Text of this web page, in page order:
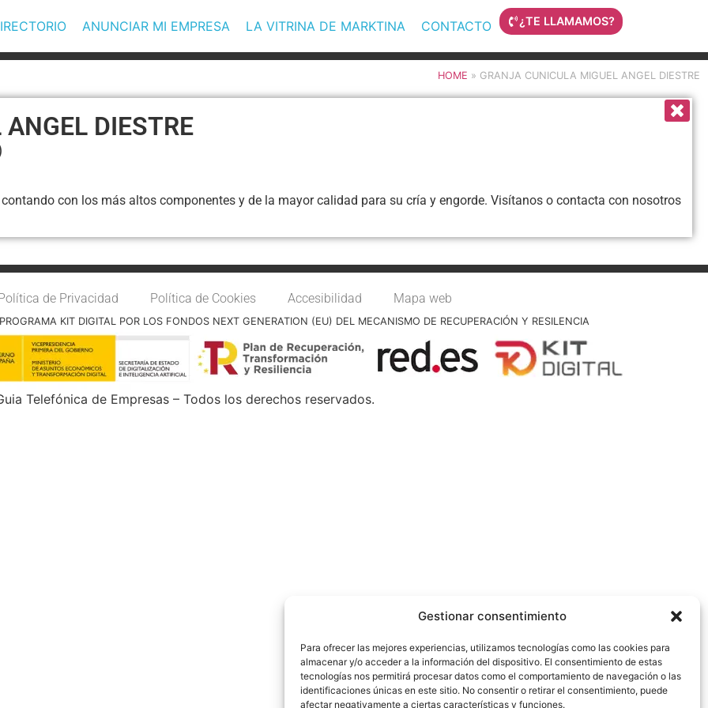
Gestionar consentimiento
Para ofrecer las mejores experiencias, utilizamos tecnologías como las cookies para
almacenar y/o acceder a la información del dispositivo. El consentimiento de estas
tecnologías nos permitirá procesar datos como el comportamiento de navegación o las
identificaciones únicas en este sitio. No consentir o retirar el consentimiento, puede
afectar negativamente a ciertas características y funciones.
ANUNCIAR MI EMPRESA LA VITRINA DE MARKTINA CONTACTO ¿TE LLAMAMOS?
HOME » GRANJA CUNICULA MIGUEL ANGEL DIESTRE
DIESTRE
con los más altos componentes y de la mayor calidad para su cría y engorde. Visítanos o contacta con nosotros
de Privacidad Política de Cookies Accesibilidad Mapa web
KIT DIGITAL POR LOS FONDOS NEXT GENERATION (EU) DEL MECANISMO DE RECUPERACIÓN Y RESILENCIA
Telefónica de Empresas – Todos los derechos reservados.